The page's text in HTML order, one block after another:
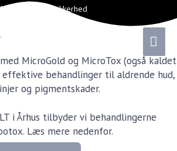
for Patientsikkerhed
MicroGold og MicroTox (også kaldet
effektive behandlinger til aldrende hud,
og pigmentskader.
i Århus tilbyder vi behandlingerne
Læs mere nedenfor.